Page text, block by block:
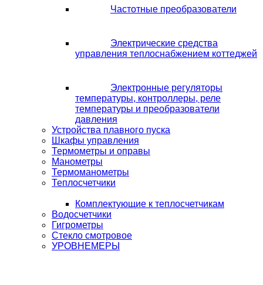
Частотные преобразователи
Электрические средства
управления теплоснабжением коттеджей
Электронные регуляторы
температуры, контроллеры, реле
температуры и преобразователи
давления
Устройства плавного пуска
Шкафы управления
Термометры и оправы
Манометры
Термоманометры
Теплосчетчики
Комплектующие к теплосчетчикам
Водосчетчики
Гигрометры
Стекло смотровое
УРОВНЕМЕРЫ